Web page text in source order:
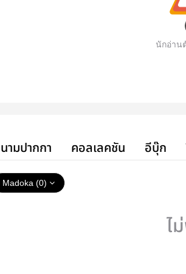
นักอ่าน
นามปากกา คอลเลคชัน อีบุ๊ก
Madoka (0)
ไ